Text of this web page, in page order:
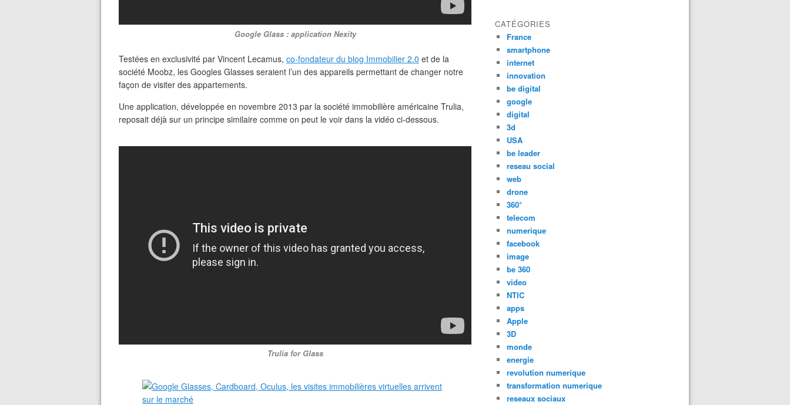
Google Glass : application Nexity
Testées en exclusivité par Vincent Lecamus, co-fondateur du blog Immobilier 2.0 et de la
société Moobz, les Googles Glasses seraient l’un des appareils permettant de changer notre
façon de visiter des appartements.
Une application, développée en novembre 2013 par la société immobilière américaine Trulia,
reposait déjà sur un principe similaire comme on peut le voir dans la vidéo ci-dessous.
Trulia for Glass
CATÉGORIES
France
smartphone
internet
innovation
be digital
google
digital
3d
USA
be leader
reseau social
web
drone
360°
telecom
numerique
facebook
image
be 360
video
NTIC
apps
Apple
3D
monde
energie
revolution numerique
transformation numerique
reseaux sociaux